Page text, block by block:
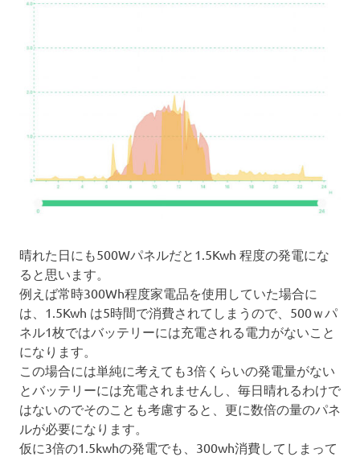
晴れた日にも500Wパネルだと1.5Kwh 程度の発電にな
ると思います。
例えば常時300Wh程度家電品を使用していた場合に
は、1.5Kwh は5時間で消費されてしまうので、500ｗパ
ネル1枚ではバッテリーには充電される電力がないこと
になります。
この場合には単純に考えても3倍くらいの発電量がない
とバッテリーには充電されませんし、毎日晴れるわけで
はないのでそのことも考慮すると、更に数倍の量のパネ
ルが必要になります。
仮に3倍の1.5kwhの発電でも、300wh消費してしまって